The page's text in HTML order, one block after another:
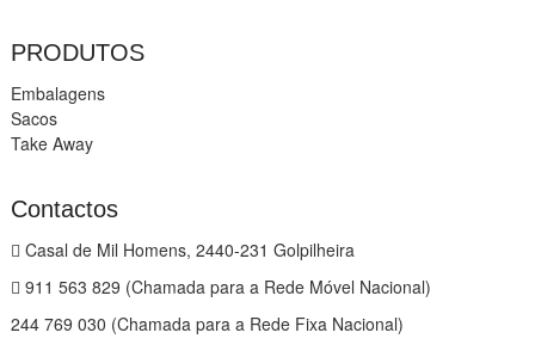
PRODUTOS
Embalagens
Sacos
Take Away
Contactos
Casal de Mil Homens, 2440-231 Golpilheira
911 563 829 (Chamada para a Rede Móvel Nacional)
244 769 030 (Chamada para a Rede Fixa Nacional)